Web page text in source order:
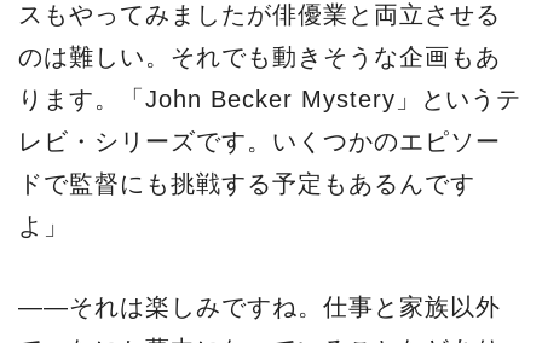
スもやってみましたが俳優業と両立させる
のは難しい。それでも動きそうな企画もあ
ります。「John Becker Mystery」というテ
レビ・シリーズです。いくつかのエピソー
ドで監督にも挑戦する予定もあるんです
よ」
――それは楽しみですね。仕事と家族以外